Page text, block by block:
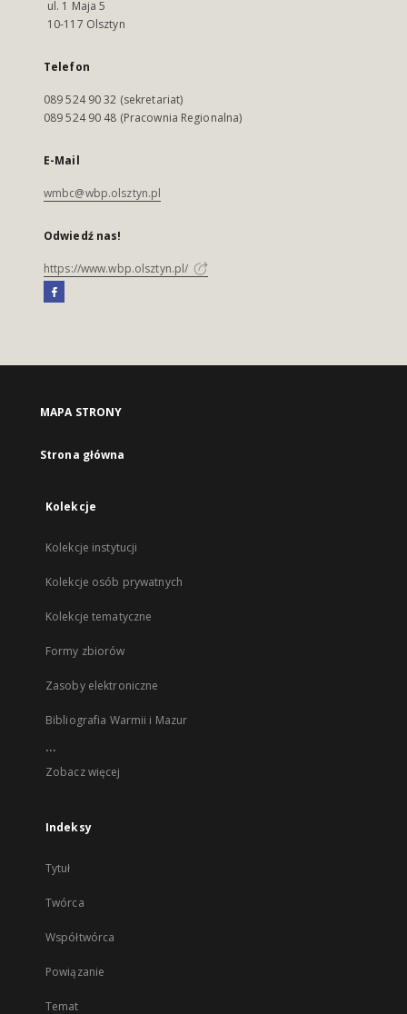
ul. 1 Maja 5
10-117 Olsztyn
Telefon
089 524 90 32 (sekretariat)
089 524 90 48 (Pracownia Regionalna)
E-Mail
wmbc@wbp.olsztyn.pl
Odwiedź nas!
https://www.wbp.olsztyn.pl/
MAPA STRONY
Strona główna
Kolekcje
Kolekcje instytucji
Kolekcje osób prywatnych
Kolekcje tematyczne
Formy zbiorów
Zasoby elektroniczne
Bibliografia Warmii i Mazur
...
Zobacz więcej
Indeksy
Tytuł
Twórca
Współtwórca
Powiązanie
Temat